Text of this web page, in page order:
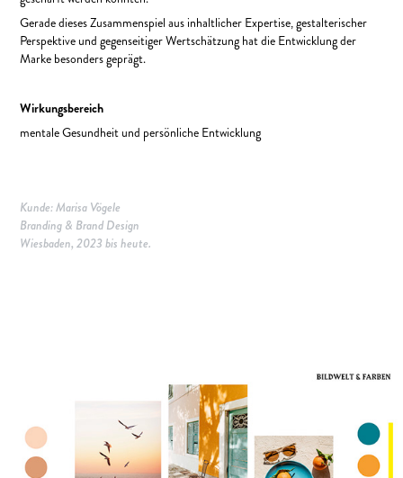
Gerade dieses Zusammenspiel aus inhaltlicher Expertise, gestalterischer
Perspektive und gegenseitiger Wertschätzung hat die Entwicklung der
Marke besonders geprägt.
Wirkungsbereich
mentale Gesundheit und persönliche Entwicklung
Kunde: Marisa Vögele
Branding & Brand Design
Wiesbaden, 2023 bis heute.